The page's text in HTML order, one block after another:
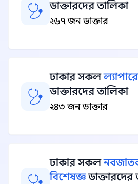
ডাক্তারদের তালিকা
২৬৭ জন ডাক্তার
ঢাকার সকল
ডাক্তারদের তালিকা
২৪৩ জন ডাক্তার
ঢাকার সকল
বিশেষজ্ঞডাক্তারদের